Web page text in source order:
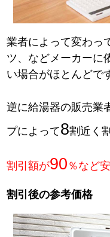
業者によって変わっ
ツ、などメーカーに
い場合がほとんどで
逆に給湯器の販売業
プによって8割近く
割引額が90 ％など
割引後の参考価格